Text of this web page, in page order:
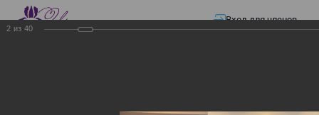
Вход для членов
2 из 40